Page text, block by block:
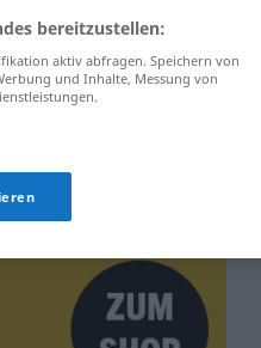
bereitzustellen:
aktiv abfragen. Speichern von
und Inhalte, Messung von